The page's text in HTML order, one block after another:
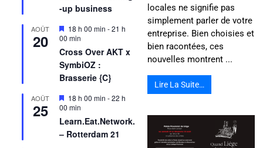
-up business
AOÛT
20
Mis
en
18 h 00 min -21 h
00 min
Cross Over AKT x
SymbiOZ :
Brasserie {C}
AOÛT
25
Mis
en
18 h 00 min -22 h
00 min
Learn.Eat.Network.
– Rotterdam 21
locales ne signifie pas
simplement parler de votre
entreprise. Bien choisies et
bien racontées, ces
nouvelles montrent ...
Lire La Suite…